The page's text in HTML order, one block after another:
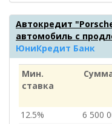
Автокредит
автомобиль с
ЮниКредит Банк
Мин.
ставка
12.5%
6 500